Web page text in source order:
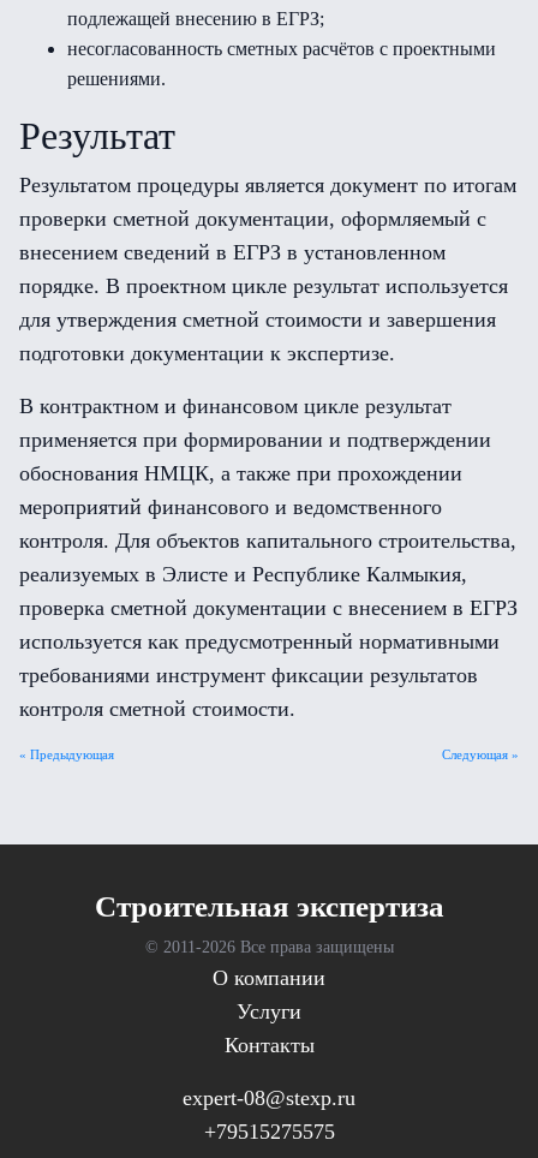
подлежащей внесению в ЕГРЗ;
несогласованность сметных расчётов с проектными
решениями.
Результат
Результатом процедуры является документ по итогам
проверки сметной документации, оформляемый с
внесением сведений в ЕГРЗ в установленном
порядке. В проектном цикле результат используется
для утверждения сметной стоимости и завершения
подготовки документации к экспертизе.
В контрактном и финансовом цикле результат
применяется при формировании и подтверждении
обоснования НМЦК, а также при прохождении
мероприятий финансового и ведомственного
контроля. Для объектов капитального строительства,
реализуемых в Элисте и Республике Калмыкия,
проверка сметной документации с внесением в ЕГРЗ
используется как предусмотренный нормативными
требованиями инструмент фиксации результатов
контроля сметной стоимости.
Следующая »
« Предыдующая
Cтроительная экспертиза
© 2011-2026 Все права защищены
О компании
Услуги
Контакты
expert-08@stexp.ru
+79515275575